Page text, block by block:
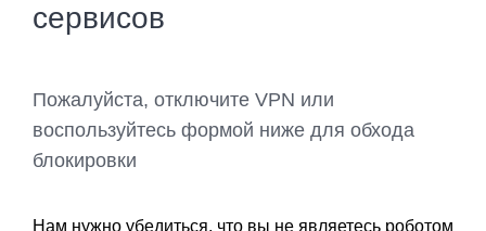
сервисов
Пожалуйста, отключите VPN или
воспользуйтесь формой ниже для обхода
блокировки
Нам нужно убедиться, что вы не являетесь роботом